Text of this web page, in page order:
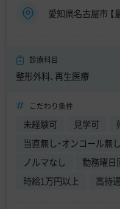
愛知県名古屋市 【
診療科目
整形外科、再生医療
こだわり条件
未経験可 見学可
当直無し・オンコール無し
ノルマなし
勤務曜日
時給1万円以上
高待遇